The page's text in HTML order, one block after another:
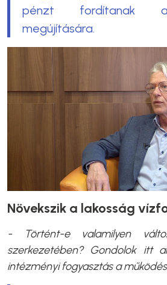
pénzt fordítanak a
megújítására.
Növekszik a lakosság
- Történt-e valamilyen
szerkezetében? Gondolok itt
intézményi fogyasztás a